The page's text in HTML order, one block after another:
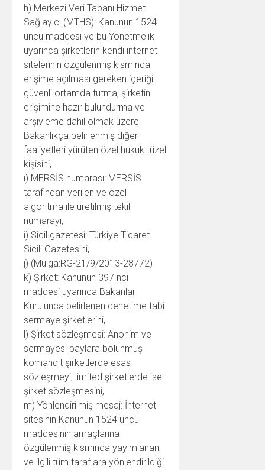
h) Merkezi Veri Tabanı Hizmet
Sağlayıcı (MTHS): Kanunun 1524
üncü maddesi ve bu Yönetmelik
uyarınca şirketlerin kendi internet
sitelerinin özgülenmiş kısmında
erişime açılması gereken içeriği
güvenli ortamda tutma, şirketin
erişimine hazır bulundurma ve
arşivleme dahil olmak üzere
Bakanlıkça belirlenmiş diğer
faaliyetleri yürüten özel hukuk tüzel
kişisini,
ı) MERSİS numarası: MERSİS
tarafından verilen ve özel
algoritma ile üretilmiş tekil
numarayı,
i) Sicil gazetesi: Türkiye Ticaret
Sicili Gazetesini,
j) (Mülga:RG-21/9/2013-28772)
k) Şirket: Kanunun 397 nci
maddesi uyarınca Bakanlar
Kurulunca belirlenen denetime tabi
sermaye şirketlerini,
l) Şirket sözleşmesi: Anonim ve
sermayesi paylara bölünmüş
komandit şirketlerde esas
sözleşmeyi, limited şirketlerde ise
şirket sözleşmesini,
m) Yönlendirilmiş mesaj: İnternet
sitesinin Kanunun 1524 üncü
maddesinin amaçlarına
özgülenmiş kısmında yayımlanan
ve ilgili tüm taraflara yönlendirildiği